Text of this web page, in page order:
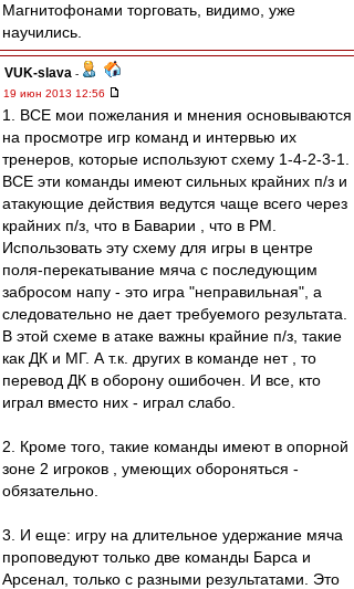
Магнитофонами торговать, видимо, уже
научились.
VUK-slava -
19 июн 2013 12:56
1. ВСЕ мои пожелания и мнения основываются
на просмотре игр команд и интервью их
тренеров, которые используют схему 1-4-2-3-1.
ВСЕ эти команды имеют сильных крайних п/з и
атакующие действия ведутся чаще всего через
крайних п/з, что в Баварии , что в РМ.
Использовать эту схему для игры в центре
поля-перекатывание мяча с последующим
забросом напу - это игра "неправильная", а
следовательно не дает требуемого результата.
В этой схеме в атаке важны крайние п/з, такие
как ДК и МГ. А т.к. других в команде нет , то
перевод ДК в оборону ошибочен. И все, кто
играл вместо них - играл слабо.
2. Кроме того, такие команды имеют в опорной
зоне 2 игроков , умеющих обороняться -
обязательно.
3. И еще: игру на длительное удержание мяча
проповедуют только две команды Барса и
Арсенал, только с разными результатами. Это